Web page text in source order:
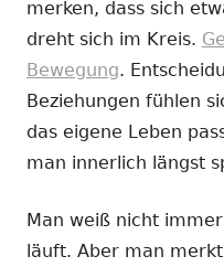
merken, dass sich
dreht sich im Kreis.
Bewegung.
Beziehungen fühlen
das eigene Leben
man innerlich längst
Man weiß nicht
läuft. Aber man